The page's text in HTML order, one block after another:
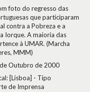
foto do regresso das
que participaram
contra a Pobreza e a
Iorque. A maioria das
à UMAR. (Marcha
MMM)
Outubro de 2000
[Lisboa] - Tipo
de Imprensa